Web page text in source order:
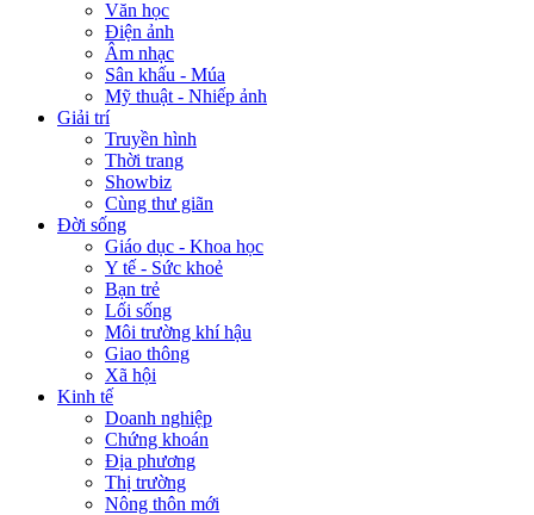
Văn học
Điện ảnh
Âm nhạc
Sân khấu - Múa
Mỹ thuật - Nhiếp ảnh
Giải trí
Truyền hình
Thời trang
Showbiz
Cùng thư giãn
Đời sống
Giáo dục - Khoa học
Y tế - Sức khoẻ
Bạn trẻ
Lối sống
Môi trường khí hậu
Giao thông
Xã hội
Kinh tế
Doanh nghiệp
Chứng khoán
Địa phương
Thị trường
Nông thôn mới